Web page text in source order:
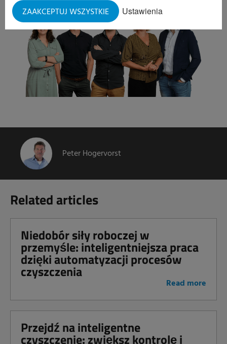
Ustawienia
ZAAKCEPTUJ WSZYSTKIE
Peter Hogervorst
Related articles
Niedobór siły roboczej w
przemyśle: inteligentniejsza praca
dzięki automatyzacji procesów
czyszczenia
Read more
Przejdź na inteligentne
czyszczenie: zwiększ kontrolę i